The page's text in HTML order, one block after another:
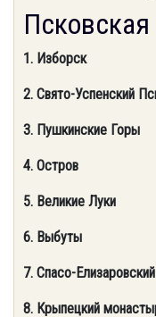
Псковская
1. Изборск
2. Свято-Успенский
3. Пушкинские Горы
4. Остров
5. Великие Луки
6. Выбуты
7. Спасо-
8. Крыпецкий